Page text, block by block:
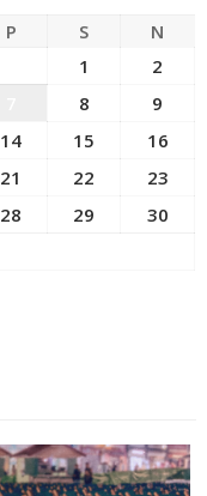
P S
N
1
2
8
9
14 15
16
21 22
23
28 29
30